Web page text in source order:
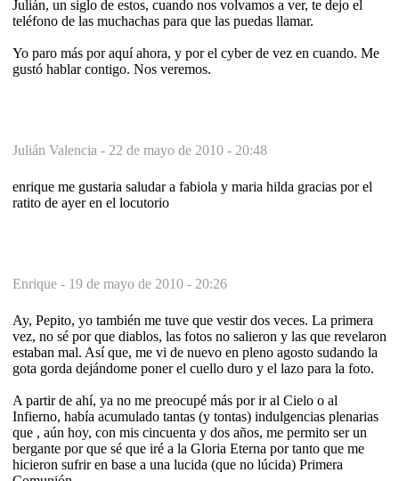
Julián, un siglo de estos, cuando nos volvamos a ver, te dejo el
teléfono de las muchachas para que las puedas llamar.
Yo paro más por aquí ahora, y por el cyber de vez en cuando. Me
gustó hablar contigo. Nos veremos.
Julián Valencia - 22 de mayo de 2010 - 20:48
enrique me gustaria saludar a fabiola y maria hilda gracias por el
ratito de ayer en el locutorio
Enrique - 19 de mayo de 2010 - 20:26
Ay, Pepito, yo también me tuve que vestir dos veces. La primera
vez, no sé por que diablos, las fotos no salieron y las que revelaron
estaban mal. Así que, me vi de nuevo en pleno agosto sudando la
gota gorda dejándome poner el cuello duro y el lazo para la foto.
A partir de ahí, ya no me preocupé más por ir al Cielo o al
Infierno, había acumulado tantas (y tontas) indulgencias plenarias
que , aún hoy, con mis cincuenta y dos años, me permito ser un
bergante por que sé que iré a la Gloria Eterna por tanto que me
hicieron sufrir en base a una lucida (que no lúcida) Primera